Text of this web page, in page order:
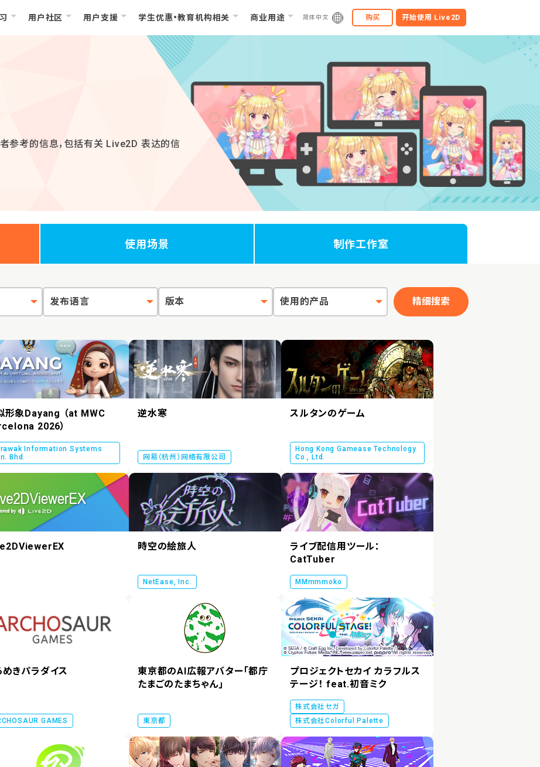
用户社区 用户支援 学生优惠・教育机构相关 商业用途 简体中文 购买 开始使用 Live2D
参考的信息，包括有关 Live2D 表达的信
使用场景 制作工作室
发布语言 版本 使用的产品 精细搜索
形象Dayang （at MWC
2026）
Information Systems
Bhd.
逆水寒
网易（杭州）网络有限公司
スルタンのゲーム
Hong Kong Gamease Technology
Co., Ltd.
時空の絵旅人
NetEase, Inc.
ライブ配信用ツール：
CatTuber
MMmmmoko
めきパラダイス
GAMES
東京都のAI広報アバター「都庁
たまごのたまちゃん」
東京都
プロジェクトセカイ カラフルス
テージ！ feat.初音ミク
株式会社セガ
株式会社Colorful Palette